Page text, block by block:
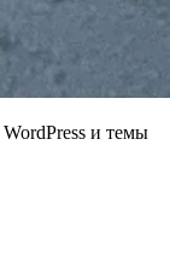
и темы